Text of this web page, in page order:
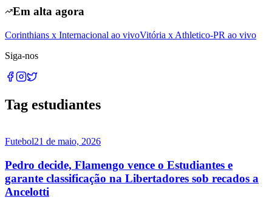
Em alta agora
Corinthians x Internacional ao vivoVitória x Athletico-PR ao vivo
Siga-nos
Tag estudiantes
Futebol21 de maio, 2026
Pedro decide, Flamengo vence o Estudiantes e
garante classificação na Libertadores sob recados a
Ancelotti